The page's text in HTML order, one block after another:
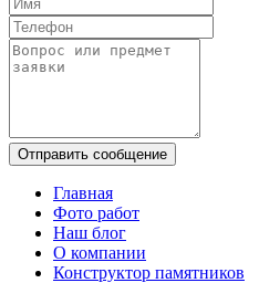
Отправить сообщение
Главная
Фото работ
Наш блог
О компании
Конструктор памятников